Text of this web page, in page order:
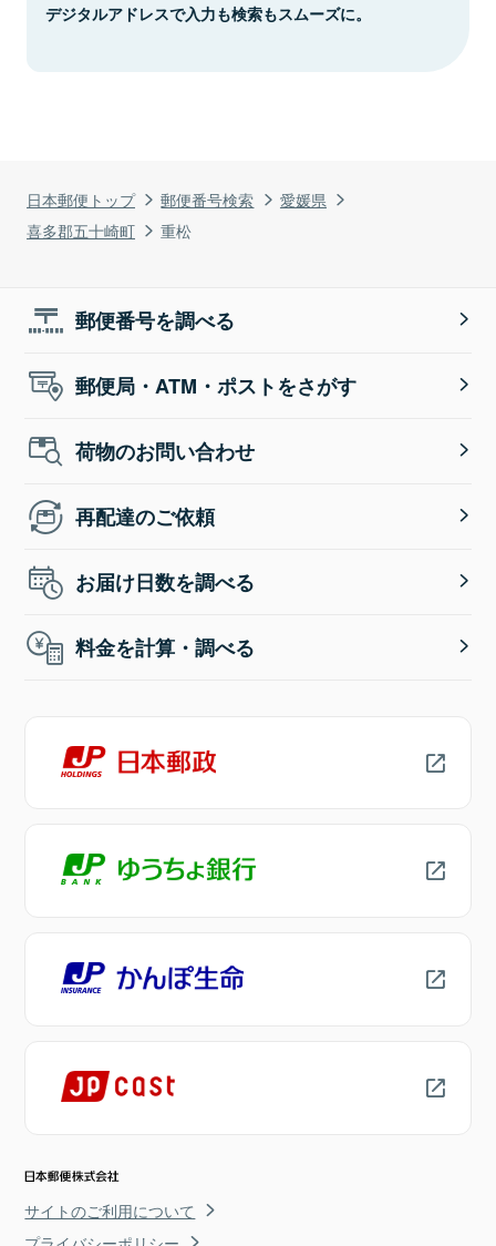
日本郵便トップ 郵便番号検索
愛媛県
喜多郡五十崎町
重松
デジタルアドレスで入力も検索もスムーズに。
郵便番号を調べる
郵便局・ATM・ポストをさがす
荷物のお問い合わせ
再配達のご依頼
お届け日数を調べる
料金を計算・調べる
サイトのご利用について